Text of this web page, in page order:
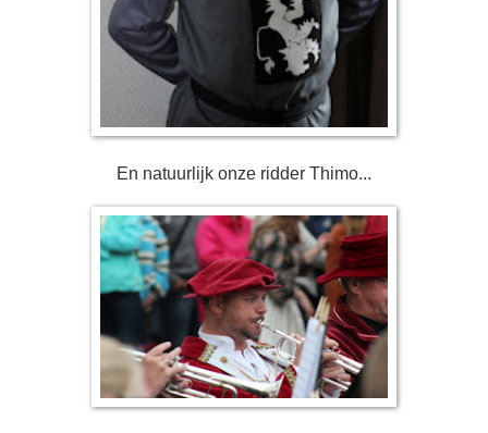
En natuurlijk onze ridder Thimo...